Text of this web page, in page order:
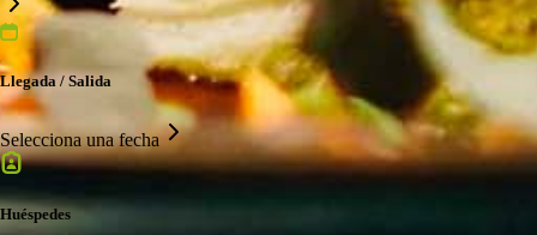
Llegada / Salida
Selecciona una fecha
Huéspedes